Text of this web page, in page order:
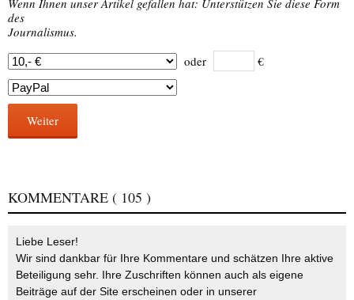
des
Journalismus.
oder
€
Weiter
KOMMENTARE ( 105 )
Liebe Leser!
Wir sind dankbar für Ihre Kommentare und schätzen Ihre aktive
Beteiligung sehr. Ihre Zuschriften können auch als eigene
Beiträge auf der Site erscheinen oder in unserer